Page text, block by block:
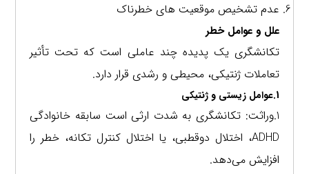
عدم تشخیص موقعیت های خطرناک
علل و عوامل خطر
تکانشگری یک پدیده چند عاملی است که تحت تأثیر
تعاملات ژنتیکی، محیطی و رشدی قرار دارد.
1.عوامل زیستی و ژنتیکی
1.وراثت: تکانشگری به شدت ارثی است سابقه خانوادگی
ADHD، اختلال دوقطبی، یا اختلال کنترل تکانه، خطر را
افزایش می‌دهد.